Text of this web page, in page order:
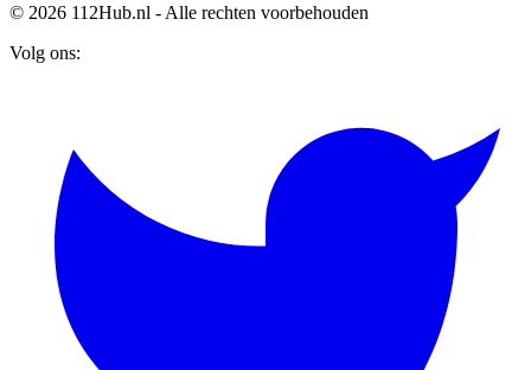
© 2026 112Hub.nl - Alle rechten voorbehouden
Volg ons: